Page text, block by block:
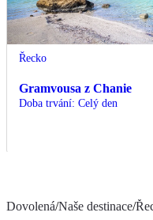
Řecko
Gramvousa z Chanie
Doba trvání: Celý den
Dovolená/Naše destinace/